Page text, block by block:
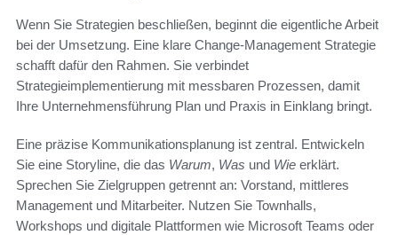
Wenn Sie Strategien beschließen, beginnt die eigentliche Arbeit
bei der Umsetzung. Eine klare Change-Management Strategie
schafft dafür den Rahmen. Sie verbindet
Strategieimplementierung mit messbaren Prozessen, damit
Ihre Unternehmensführung Plan und Praxis in Einklang bringt.
Eine präzise Kommunikationsplanung ist zentral. Entwickeln
Sie eine Storyline, die das Warum, Was und Wie erklärt.
Sprechen Sie Zielgruppen getrennt an: Vorstand, mittleres
Management und Mitarbeiter. Nutzen Sie Townhalls,
Workshops und digitale Plattformen wie Microsoft Teams oder